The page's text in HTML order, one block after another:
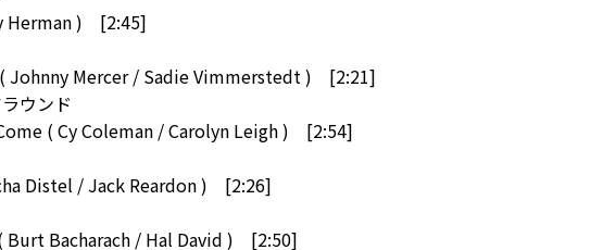
Herman ) [2:45]
( Johnny Mercer / Sadie Vimmerstedt ) [2:21]
ウンド
( Cy Coleman / Carolyn Leigh ) [2:54]
Distel / Jack Reardon ) [2:26]
Burt Bacharach / Hal David ) [2:50]